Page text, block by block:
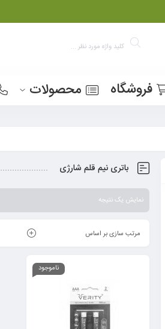
فروشگاه محصولات
باتری نیم قلم شارژی
نمایش یک نتیجه
مرتب سازی بر اساس
ناموجود